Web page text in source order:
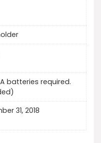
batteries required.
31, 2018